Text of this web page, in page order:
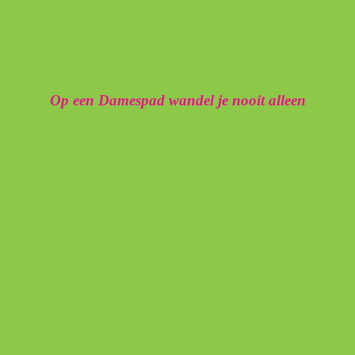
Op een Damespad wandel je nooit alleen